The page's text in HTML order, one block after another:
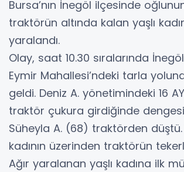
Bursa’nın İnegöl ilçesinde
traktörün altında kalan yaşlı
yaralandı.
Olay, saat 10.30 sıralarında
Eymir Mahallesi’ndeki tarla
geldi. Deniz A. yönetimindeki 16
traktör çukura girdiğinde
Süheyla A. (68) traktörden
kadının üzerinden traktörün
Ağır yaralanan yaşlı kadına ilk